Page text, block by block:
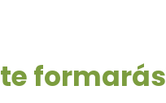
te formarás